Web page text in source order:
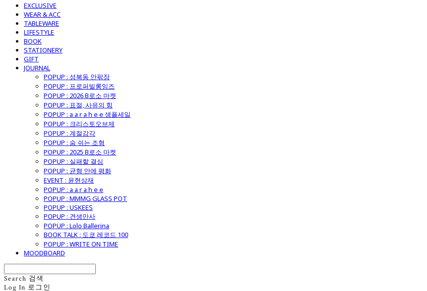
EXCLUSIVE
WEAR & ACC
TABLEWARE
LIFESTYLE
BOOK
STATIONERY
GIFT
JOURNAL
POPUP : 성북동 안팎장
POPUP : 프로퍼빌롱잉즈
POPUP : 2026 B로소 마켓
POPUP : 표절, 사유의 힘
POPUP : a a r a h e e 샘플세일
POPUP : 크리스토오브제
POPUP : 계절감각
POPUP : 숨 쉬는 조형
POPUP : 2025 B로소 마켓
POPUP : 실패할 결심
POPUP : 균형 안에 평화
EVENT : 윤현상재
POPUP : a a r a h e e
POPUP : MMMG GLASS POT
POPUP : USKEES
POPUP : 견생만사
POPUP : Lolo Ballerina
BOOK TALK : 도쿄 레코드 100
POPUP : WRITE ON TIME
MOODBOARD
Search 검색
Log In 로그인